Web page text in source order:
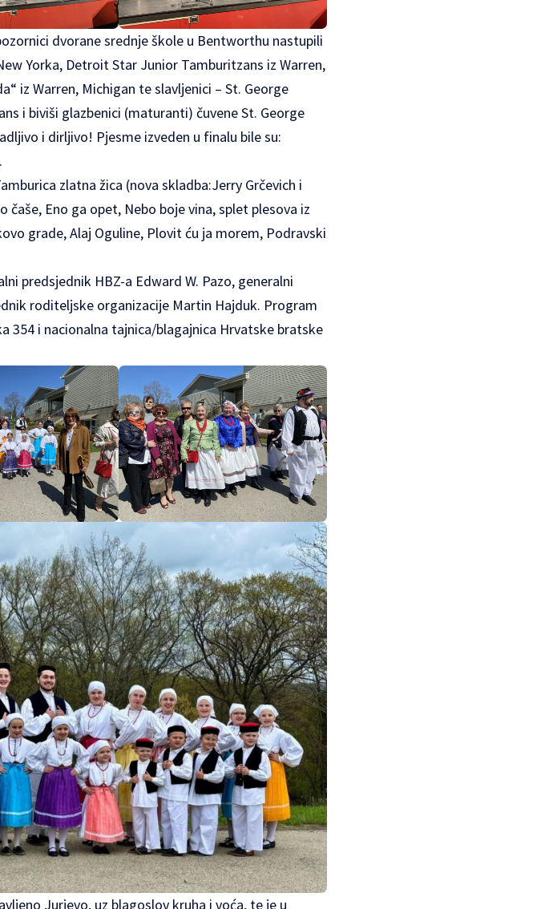
dvorane srednje škole u Bentworthu nastupili
Yorka, Detroit Star Junior Tamburitzans iz Warren,
iz Warren, Michigan te slavljenici – St. George
i biviši glazbenici (maturanti) čuvene St. George
i dirljivo! Pjesme izveden u finalu bile su:
zlatna žica (nova skladba:Jerry Grčevich i
Eno ga opet, Nebo boje vina, splet plesova iz
grade, Alaj Oguline, Plovit ću ja morem, Podravski
predsjednik HBZ-a Edward W. Pazo, generalni
roditeljske organizacije Martin Hajduk. Program
354 i nacionalna tajnica/blagajnica Hrvatske bratske
Jurjevo, uz blagoslov kruha i voća, te je u